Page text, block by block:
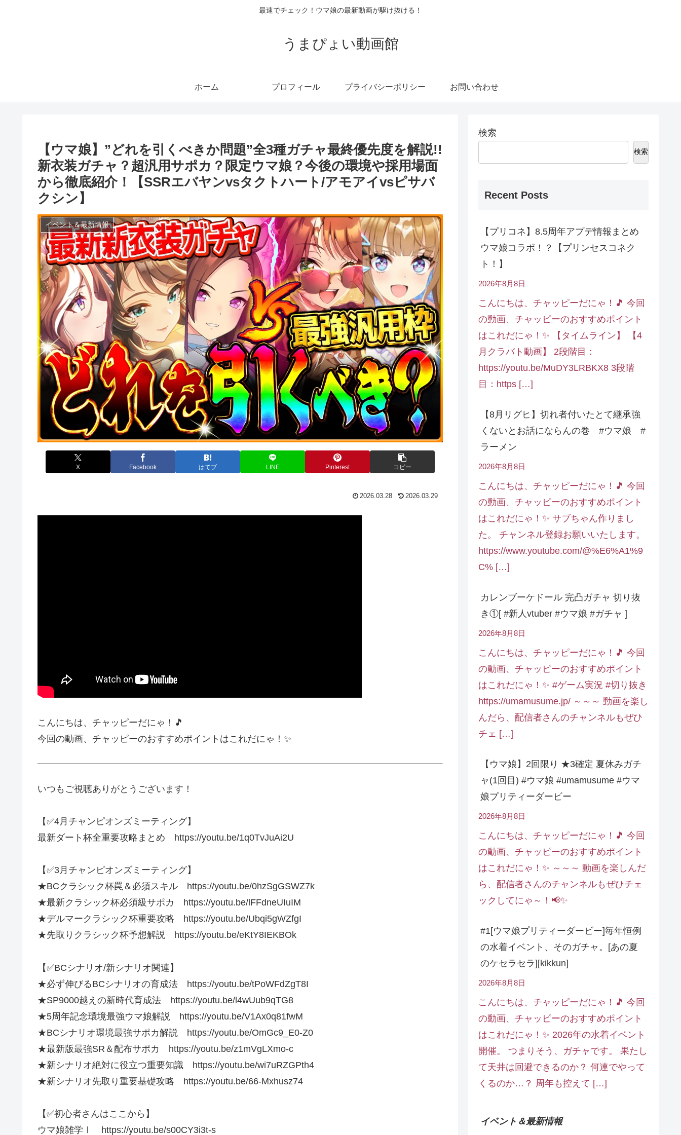
最速でチェック！ウマ娘の最新動画が駆け抜ける！
うまぴょい動画館
ホーム プロフィール プライバシーポリシー お問い合わせ
【ウマ娘】”どれを引くべきか問題”全3種ガチャ最終優先度を解説!!
新衣装ガチャ？超汎用サポカ？限定ウマ娘？今後の環境や採用場面
から徹底紹介！【SSRエバヤンvsタクトハート/アモアイvsピサバ
クシン】
イベント＆最新情報
X Facebook はてブ LINE Pinterest コピー
2026.03.28 2026.03.29
こんにちは、チャッピーだにゃ！🎵
今回の動画、チャッピーのおすすめポイントはこれだにゃ！✨
いつもご視聴ありがとうございます！
【✅4月チャンピオンズミーティング】
最新ダート杯全重要攻略まとめ https://youtu.be/1q0TvJuAi2U
【✅3月チャンピオンズミーティング】
★BCクラシック杯罠＆必須スキル https://youtu.be/0hzSgGSWZ7k
★最新クラシック杯必須級サポカ https://youtu.be/lFFdneUIuIM
★デルマークラシック杯重要攻略 https://youtu.be/Ubqi5gWZfgI
★先取りクラシック杯予想解説 https://youtu.be/eKtY8IEKBOk
【✅BCシナリオ/新シナリオ関連】
★必ず伸びるBCシナリオの育成法 https://youtu.be/tPoWFdZgT8I
★SP9000越えの新時代育成法 https://youtu.be/l4wUub9qTG8
★5周年記念環境最強ウマ娘解説 https://youtu.be/V1Ax0q81fwM
★BCシナリオ環境最強サポカ解説 https://youtu.be/OmGc9_E0-Z0
★最新版最強SR＆配布サポカ https://youtu.be/z1mVgLXmo-c
★新シナリオ絶対に役立つ重要知識 https://youtu.be/wi7uRZGPth4
★新シナリオ先取り重要基礎攻略 https://youtu.be/66-Mxhusz74
【✅初心者さんはここから】
ウマ娘雑学Ⅰ https://youtu.be/s00CY3i3t-s
検索
検索
Recent Posts
【プリコネ】8.5周年アプデ情報まとめ
ウマ娘コラボ！？【プリンセスコネク
ト！】
2026年8月8日
こんにちは、チャッピーだにゃ！🎵 今回
の動画、チャッピーのおすすめポイント
はこれだにゃ！✨ 【タイムライン】 【4
月クラバト動画】 2段階目：
https://youtu.be/MuDY3LRBKX8 3段階
目：https […]
【8月リグヒ】切れ者付いたとて継承強
くないとお話にならんの巻 #ウマ娘 #
ラーメン
2026年8月8日
こんにちは、チャッピーだにゃ！🎵 今回
の動画、チャッピーのおすすめポイント
はこれだにゃ！✨ サブちゃん作りまし
た。 チャンネル登録お願いいたします。
https://www.youtube.com/@%E6%A1%9
C% […]
カレンブーケドール 完凸ガチャ 切り抜
き①[ #新人vtuber #ウマ娘 #ガチャ ]
2026年8月8日
こんにちは、チャッピーだにゃ！🎵 今回
の動画、チャッピーのおすすめポイント
はこれだにゃ！✨ #ゲーム実況 #切り抜き
https://umamusume.jp/ ～～～ 動画を楽し
んだら、配信者さんのチャンネルもぜひ
チェ […]
【ウマ娘】2回限り ★3確定 夏休みガチ
ャ(1回目) #ウマ娘 #umamusume #ウマ
娘プリティーダービー
2026年8月8日
こんにちは、チャッピーだにゃ！🎵 今回
の動画、チャッピーのおすすめポイント
はこれだにゃ！✨ ～～～ 動画を楽しんだ
ら、配信者さんのチャンネルもぜひチェ
ックしてにゃ～！📢✨
#1[ウマ娘プリティーダービー]毎年恒例
の水着イベント、そのガチャ。[あの夏
のケセラセラ][kikkun]
2026年8月8日
こんにちは、チャッピーだにゃ！🎵 今回
の動画、チャッピーのおすすめポイント
はこれだにゃ！✨ 2026年の水着イベント
開催。 つまりそう、ガチャです。 果たし
て天井は回避できるのか？ 何連でやって
くるのか…？ 周年も控えて […]
イベント＆最新情報